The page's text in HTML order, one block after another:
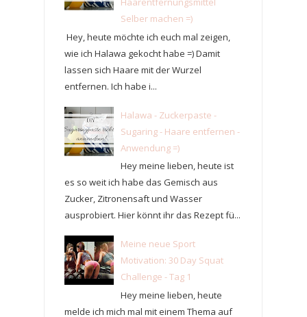
Selber machen =)
Hey, heute möchte ich euch mal zeigen,
wie ich Halawa gekocht habe =) Damit
lassen sich Haare mit der Wurzel
entfernen. Ich habe i...
Halawa - Zuckerpaste -
Sugaring - Haare entfernen -
Anwendung =)
Hey meine lieben, heute ist
es so weit ich habe das Gemisch aus
Zucker, Zitronensaft und Wasser
ausprobiert. Hier könnt ihr das Rezept fü...
Meine neue Sport
Motivation: 30 Day Squat
Challenge - Tag 1
Hey meine lieben, heute
melde ich mich mal mit einem Thema auf